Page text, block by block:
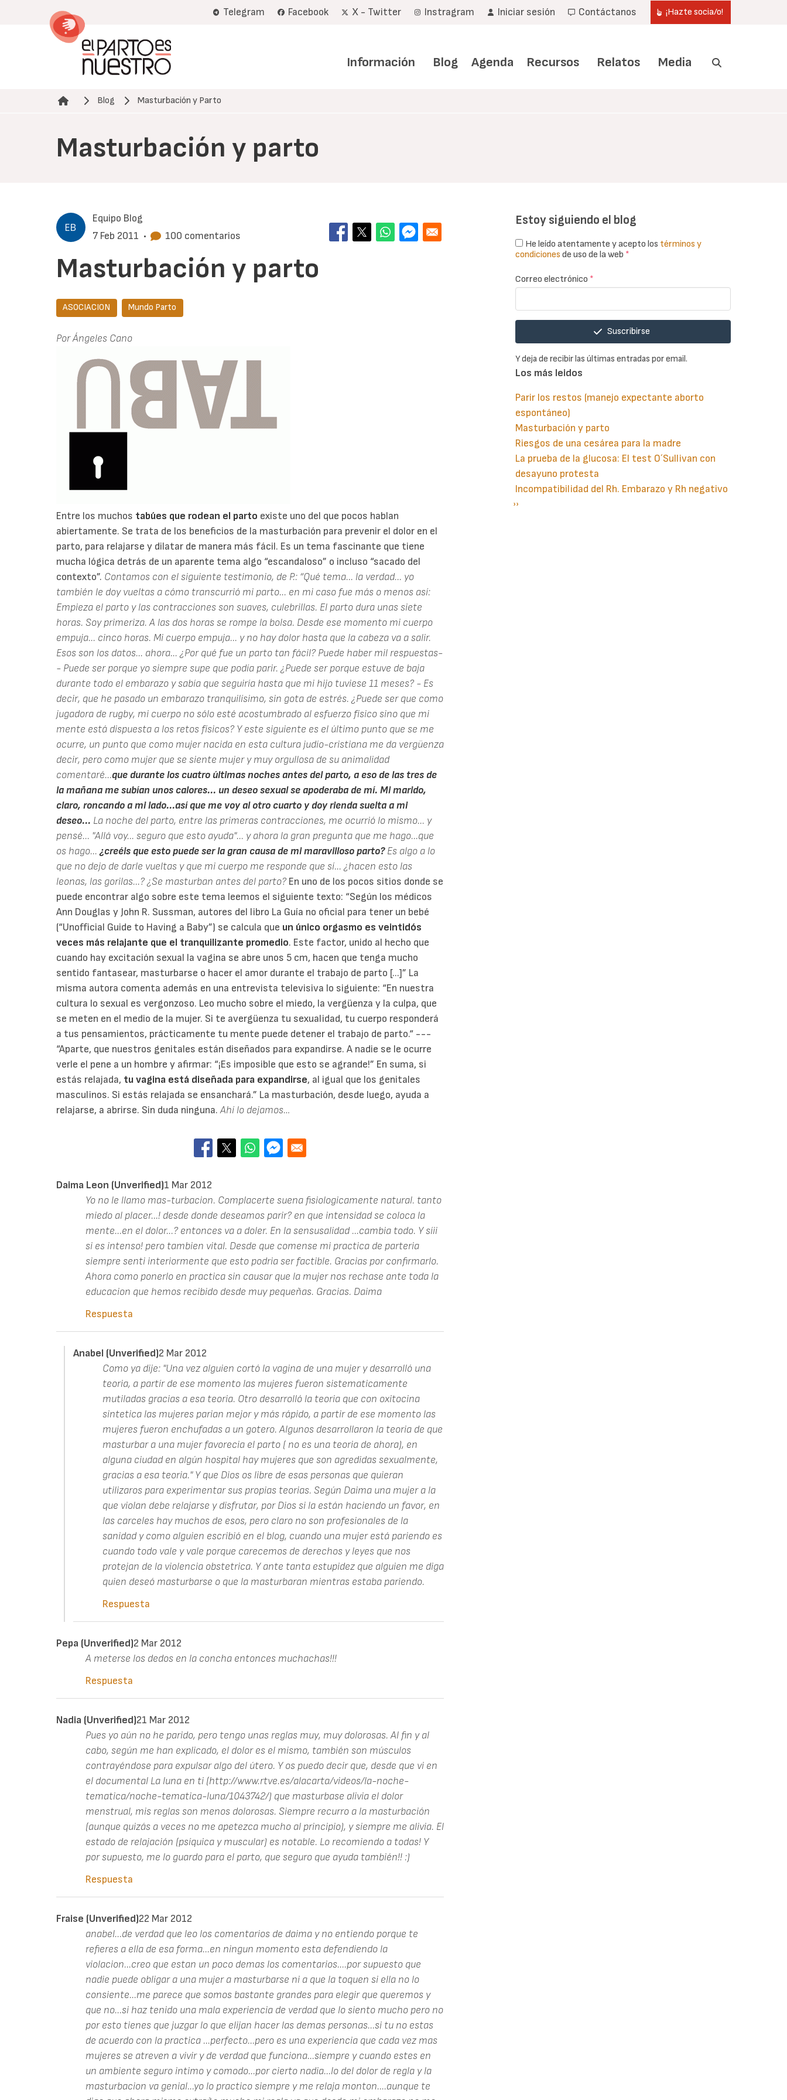
Telegram Facebook X - Twitter Instragram Iniciar sesión Contáctanos ¡Hazte socia/o!
Información Blog Agenda Recursos Relatos Media
Ruta de navegación
Blog Masturbación y Parto
Masturbación y parto
Equipo Blog
7 Feb 2011 • 100 comentarios
Masturbación y parto
ASOCIACION Mundo Parto
Por Ángeles Cano
Entre los muchos tabúes que rodean el parto existe uno del que pocos hablan
abiertamente. Se trata de los beneficios de la masturbación para prevenir el dolor en el
parto, para relajarse y dilatar de manera más fácil. Es un tema fascinante que tiene
mucha lógica detrás de un aparente tema algo “escandaloso” o incluso “sacado del
contexto”. Contamos con el siguiente testimonio, de P.: “Qué tema... la verdad... yo
también le doy vueltas a cómo transcurrió mi parto... en mi caso fue más o menos así:
Empieza el parto y las contracciones son suaves, culebrillas. El parto dura unas siete
horas. Soy primeriza. A las dos horas se rompe la bolsa. Desde ese momento mi cuerpo
empuja... cinco horas. Mi cuerpo empuja... y no hay dolor hasta que la cabeza va a salir.
Esos son los datos... ahora... ¿Por qué fue un parto tan fácil? Puede haber mil respuestas-
- Puede ser porque yo siempre supe que podía parir. ¿Puede ser porque estuve de baja
durante todo el embarazo y sabía que seguiría hasta que mi hijo tuviese 11 meses? - Es
decir, que he pasado un embarazo tranquilísimo, sin gota de estrés. ¿Puede ser que como
jugadora de rugby, mi cuerpo no sólo esté acostumbrado al esfuerzo físico sino que mi
mente está dispuesta a los retos físicos? Y este siguiente es el último punto que se me
ocurre, un punto que como mujer nacida en esta cultura judío-cristiana me da vergüenza
decir, pero como mujer que se siente mujer y muy orgullosa de su animalidad
comentaré...que durante los cuatro últimas noches antes del parto, a eso de las tres de
la mañana me subían unos calores... un deseo sexual se apoderaba de mí. Mi marido,
claro, roncando a mi lado...así que me voy al otro cuarto y doy rienda suelta a mi
deseo... La noche del parto, entre las primeras contracciones, me ocurrió lo mismo... y
pensé... "Allá voy... seguro que esto ayuda"... y ahora la gran pregunta que me hago...que
os hago... ¿creéis que esto puede ser la gran causa de mi maravilloso parto?Es algo a lo
que no dejo de darle vueltas y que mi cuerpo me responde que sí... ¿hacen esto las
leonas, las gorilas...? ¿Se masturban antes del parto? En uno de los pocos sitios donde se
puede encontrar algo sobre este tema leemos el siguiente texto: “Según los médicos
Ann Douglas y John R. Sussman, autores del libro La Guía no oficial para tener un bebé
(“Unofficial Guide to Having a Baby”) se calcula que un único orgasmo es veintidós
veces más relajante que el tranquilizante promedio. Este factor, unido al hecho que
cuando hay excitación sexual la vagina se abre unos 5 cm, hacen que tenga mucho
sentido fantasear, masturbarse o hacer el amor durante el trabajo de parto [...]” La
misma autora comenta además en una entrevista televisiva lo siguiente: “En nuestra
cultura lo sexual es vergonzoso. Leo mucho sobre el miedo, la vergüenza y la culpa, que
se meten en el medio de la mujer. Si te avergüenza tu sexualidad, tu cuerpo responderá
a tus pensamientos, prácticamente tu mente puede detener el trabajo de parto.“ ---
“Aparte, que nuestros genitales están diseñados para expandirse. A nadie se le ocurre
verle el pene a un hombre y afirmar: “¡Es imposible que esto se agrande!” En suma, si
estás relajada, tu vagina está diseñada para expandirse, al igual que los genitales
masculinos. Si estás relajada se ensanchará.” La masturbación, desde luego, ayuda a
relajarse, a abrirse. Sin duda ninguna.Ahí lo dejamos…
Daima Leon (unverified)1 Mar 2012
Yo no le llamo mas-turbacion. Complacerte suena fisiologicamente natural. tanto
miedo al placer...! desde donde deseamos parir? en que intensidad se coloca la
mente...en el dolor...? entonces va a doler. En la sensusalidad ...cambia todo. Y síii
si es intenso! pero tambien vital. Desde que comense mi practica de parteria
siempre senti interiormente que esto podria ser factible. Gracias por confirmarlo.
Ahora como ponerlo en practica sin causar que la mujer nos rechase ante toda la
educacion que hemos recibido desde muy pequeñas. Gracias. Daima
Respuesta
Anabel (unverified)2 Mar 2012
Como ya dije: "Una vez alguien cortó la vagina de una mujer y desarrolló una
teoria, a partír de ese momento las mujeres fueron sistematicamente
mutiladas gracias a esa teoria. Otro desarrolló la teoria que con oxitocina
sintetica las mujeres parian mejor y más rápido, a partir de ese momento las
mujeres fueron enchufadas a un gotero. Algunos desarrollaron la teoria de que
masturbar a una mujer favorecia el parto ( no es una teoria de ahora), en
alguna ciudad en algún hospital hay mujeres que son agredidas sexualmente,
gracias a esa teoria." Y que Dios os libre de esas personas que quieran
utilizaros para experimentar sus propias teorias. Según Daima una mujer a la
que violan debe relajarse y disfrutar, por Dios si la están haciendo un favor, en
las carceles hay muchos de esos, pero claro no son profesionales de la
sanidad y como alguien escribió en el blog, cuando una mujer está pariendo es
cuando todo vale y vale porque carecemos de derechos y leyes que nos
protejan de la violencia obstetrica. Y ante tanta estupidez que alguien me diga
quien deseó masturbarse o que la masturbaran mientras estaba pariendo.
Respuesta
Pepa (unverified)2 Mar 2012
A meterse los dedos en la concha entonces muchachas!!!
Respuesta
Nadia (unverified)21 Mar 2012
Pues yo aún no he parido, pero tengo unas reglas muy, muy dolorosas. Al fin y al
cabo, según me han explicado, el dolor es el mismo, también son músculos
contrayéndose para expulsar algo del útero. Y os puedo decir que, desde que vi en
el documental La luna en ti (http://www.rtve.es/alacarta/videos/la-noche-
tematica/noche-tematica-luna/1043742/) que masturbase alivia el dolor
menstrual, mis reglas son menos dolorosas. Siempre recurro a la masturbación
(aunque quizás a veces no me apetezca mucho al principio), y siempre me alivia. El
estado de relajación (psíquica y muscular) es notable. Lo recomiendo a todas! Y
por supuesto, me lo guardo para el parto, que seguro que ayuda también!! :)
Respuesta
Fraise (unverified)22 Mar 2012
anabel...de verdad que leo los comentarios de daima y no entiendo porque te
refieres a ella de esa forma...en ningun momento esta defendiendo la
violacion...creo que estan un poco demas los comentarios....por supuesto que
nadie puede obligar a una mujer a masturbarse ni a que la toquen si ella no lo
consiente...me parece que somos bastante grandes para elegir que queremos y
que no...si haz tenido una mala experiencia de verdad que lo siento mucho pero no
por esto tienes que juzgar lo que elijan hacer las demas personas...si tu no estas
de acuerdo con la practica ...perfecto...pero es una experiencia que cada vez mas
mujeres se atreven a vivir y de verdad que funciona...siempre y cuando estes en
un ambiente seguro intimo y comodo...por cierto nadia...lo del dolor de regla y la
masturbacion va genial...yo lo practico siempre y me relaja monton....aunque te
Estoy siguiendo el blog
He leído atentamente y acepto los términos y
condiciones de uso de la web *
Correo electrónico *
Suscribirse
Y deja de recibir las últimas entradas por email.
Los más leidos
Parir los restos (manejo expectante aborto
espontáneo)
Masturbación y parto
Riesgos de una cesárea para la madre
La prueba de la glucosa: El test O´Sullivan con
desayuno protesta
Incompatibilidad del Rh. Embarazo y Rh negativo
Paginación
Siguiente
››